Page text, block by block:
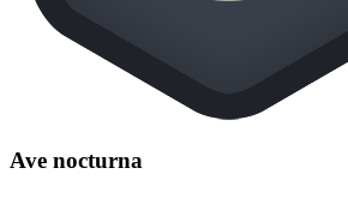
Ave nocturna